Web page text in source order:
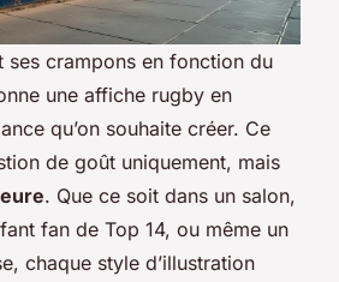
ses crampons en fonction du
une affiche rugby en
qu’on souhaite créer. Ce
de goût uniquement, mais
. Que ce soit dans un salon,
fan de Top 14, ou même un
chaque style d’illustration